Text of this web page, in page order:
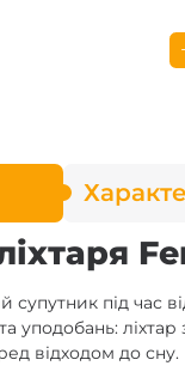
супутник під час
уподобань:
відходом до сну.